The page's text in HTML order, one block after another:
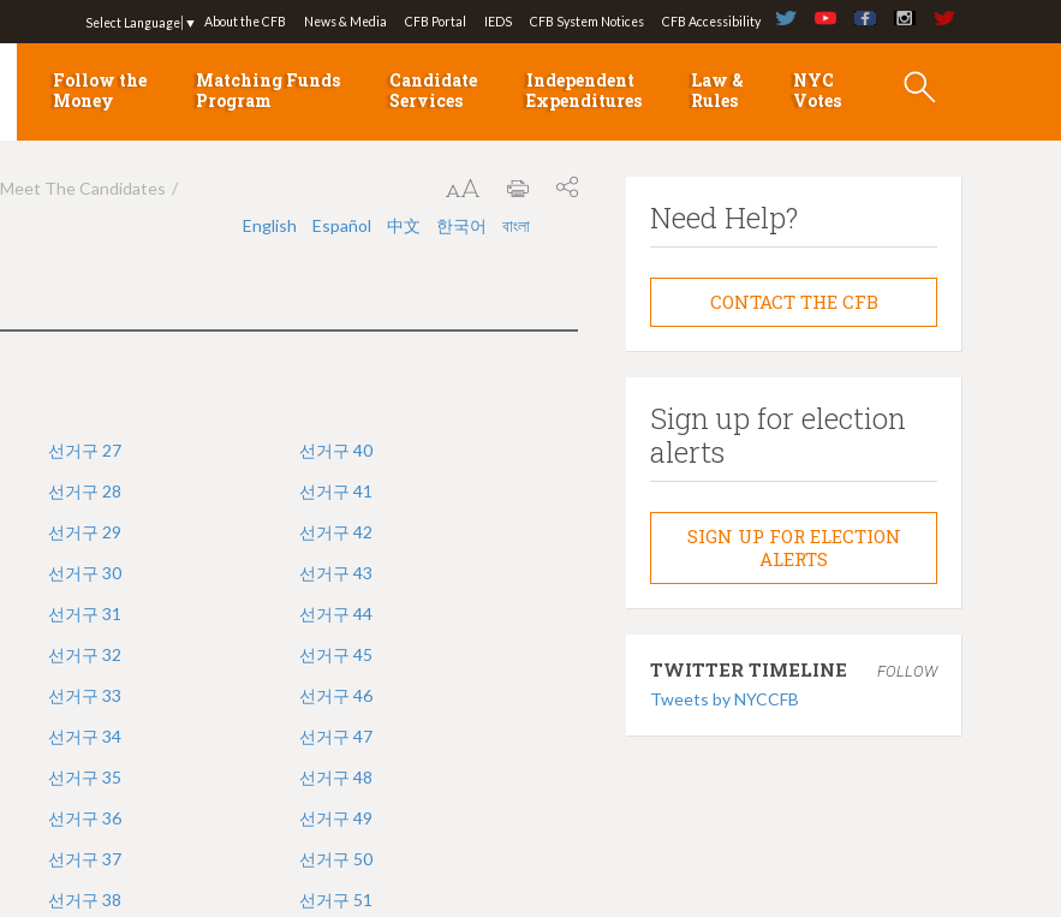
Jump to navigation
Select Language ▼ About the CFB News & Media CFB Portal IEDS CFB System Notices CFB Accessibility
Follow the
Money
Matching Funds
Program
Candidate
Services
Independent
Expenditures
Law &
Rules
NYC
Votes
Meet The Candidates
English
Español 中文 한국어 বাংলা
선거구 27
선거구 28
선거구 29
선거구 30
선거구 31
선거구 32
선거구 33
선거구 34
선거구 35
선거구 36
선거구 37
선거구 38
선거구40
선거구41
선거구42
선거구43
선거구44
선거구45
선거구46
선거구47
선거구48
선거구49
선거구 50
선거구 51
Need Help?
CONTACT THE CFB
Sign up for election
alerts
SIGN UP FOR ELECTION
ALERTS
TWITTER TIMELINE FOLLOW
Tweets by NYCCFB